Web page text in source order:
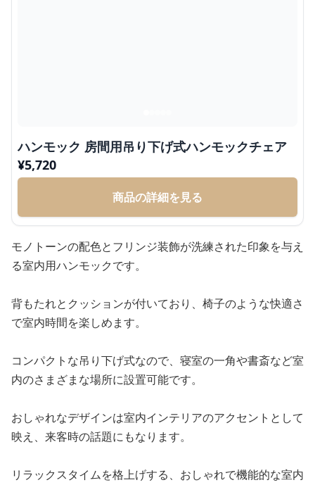
ハンモック 房間用吊り下げ式ハンモックチェア
¥5,720
商品の詳細を見る
モノトーンの配色とフリンジ装飾が洗練された印象を与え
る室内用ハンモックです。
背もたれとクッションが付いており、椅子のような快適さ
で室内時間を楽しめます。
コンパクトな吊り下げ式なので、寝室の一角や書斎など室
内のさまざまな場所に設置可能です。
おしゃれなデザインは室内インテリアのアクセントとして
映え、来客時の話題にもなります。
リラックスタイムを格上げする、おしゃれで機能的な室内